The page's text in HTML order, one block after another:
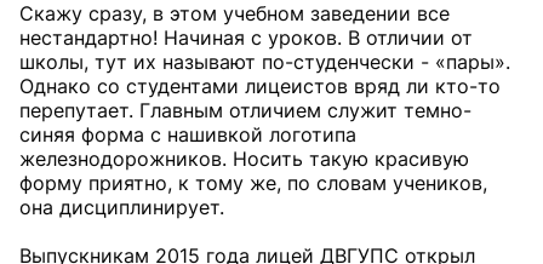
Скажу сразу, в этом учебном заведении все
нестандартно! Начиная с уроков. В отличии от
школы, тут их называют по-студенчески - «пары».
Однако со студентами лицеистов вряд ли кто-то
перепутает. Главным отличием служит темно-
синяя форма с нашивкой логотипа
железнодорожников. Носить такую красивую
форму приятно, к тому же, по словам учеников,
она дисциплинирует.
Выпускникам 2015 года лицей ДВГУПС открыл